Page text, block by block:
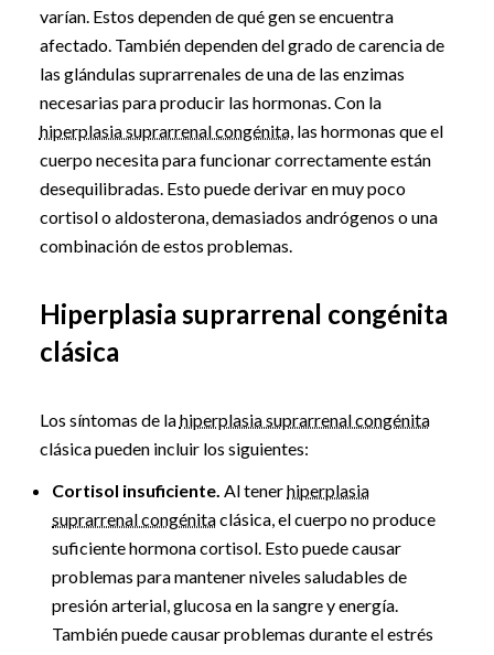
varían. Estos dependen de qué gen se encuentra
afectado. También dependen del grado de carencia de
las glándulas suprarrenales de una de las enzimas
necesarias para producir las hormonas. Con la
hiperplasia suprarrenal congénita, las hormonas que el
cuerpo necesita para funcionar correctamente están
desequilibradas. Esto puede derivar en muy poco
cortisol o aldosterona, demasiados andrógenos o una
combinación de estos problemas.
Hiperplasia suprarrenal congénita
clásica
Los síntomas de lahiperplasia suprarrenal congénita
clásica pueden incluir los siguientes:
Cortisol insuficiente. Al tenerhiperplasia
suprarrenal congénitaclásica, el cuerpo no produce
suficiente hormona cortisol. Esto puede causar
problemas para mantener niveles saludables de
presión arterial, glucosa en la sangre y energía.
También puede causar problemas durante el estrés